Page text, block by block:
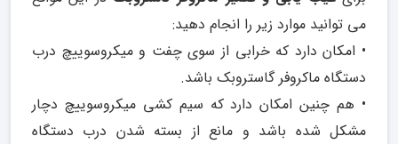
می توانید موارد زیر را انجام دهید:
• امکان دارد که خرابی از سوی چفت و میکروسوییچ درب
دستگاه ماکروفر گاستروبک باشد.
• هم چنین امکان دارد که سیم کشی میکروسوییچ دچار
مشکل شده باشد و مانع از بسته شدن درب دستگاه